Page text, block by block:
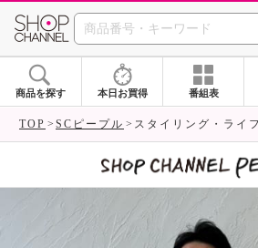
SHOP
商品を探す 本日お買得 番組表
TOP SCピープル スタイリング・ライ